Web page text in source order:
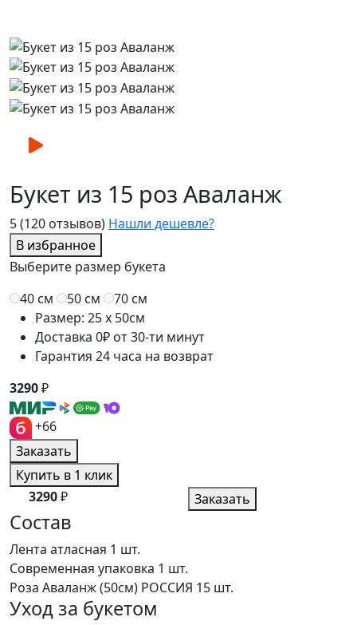
5(120 отзывов) Нашли дешевле?
В избранное
Букет из 15 роз Аваланж
Выберите размер букета
40 см
50 см
70 см
Размер: 25 x 50см
Доставка 0₽ от 30-ти минут
Гарантия 24 часа на возврат
3290₽
+66
Заказать
Купить в 1 клик
3290₽ Заказать
Состав
Лента атласная 1 шт.
Современная упаковка 1 шт.
Роза Аваланж (50см) РОССИЯ 15 шт.
Уход за букетом